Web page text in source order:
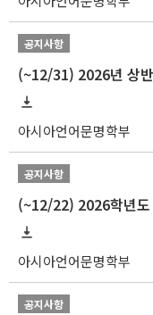
공지사항
아시아언어문명학부
공지사항
(~12/22) 2026학년도
아시아언어문명학부
공지사항